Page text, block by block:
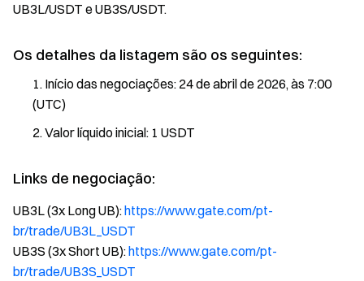
UB3L/USDT e UB3S/USDT.
Os detalhes da listagem são os seguintes:
Início das negociações: 24 de abril de 2026, às 7:00
(UTC)
Valor líquido inicial: 1 USDT
Links de negociação:
UB3L (3x Long UB):https://www.gate.com/pt-
br/trade/UB3L_USDT
UB3S (3x Short UB):https://www.gate.com/pt-
br/trade/UB3S_USDT